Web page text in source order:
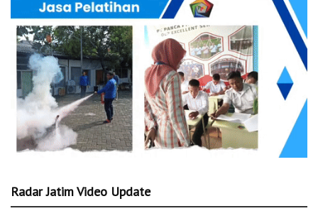
Radar Jatim Video Update